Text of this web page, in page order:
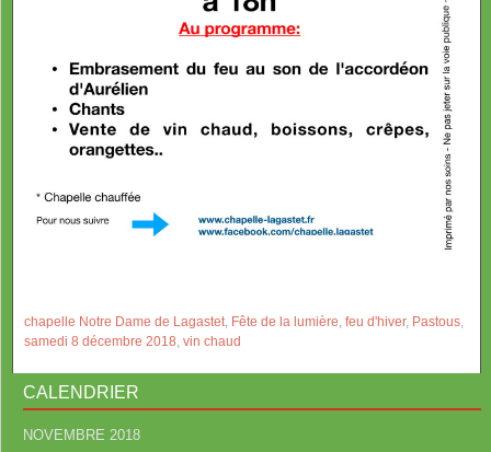
chapelle Notre Dame de Lagastet, Fête de la lumière, feu d'hiver, Pastous,
samedi 8 décembre 2018, vin chaud
CALENDRIER
NOVEMBRE 2018